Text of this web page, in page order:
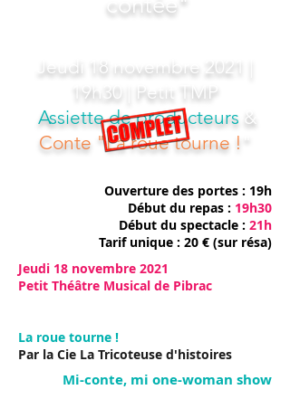
Jeudi 18 novembre 2021
Petit Théâtre Musical de Pibrac
La roue tourne !
Par la Cie La Tricoteuse d'histoires
Mi-conte, mi one-woman show
Ouverture des portes : 19h
Début du repas : 19h30
Début du spectacle : 21h
Tarif unique : 20 € (sur résa)
Jeudi 18 novembre 2021 |
19h30
| Petit TMP
Assiette de producteurs &
Conte "La roue tourne !